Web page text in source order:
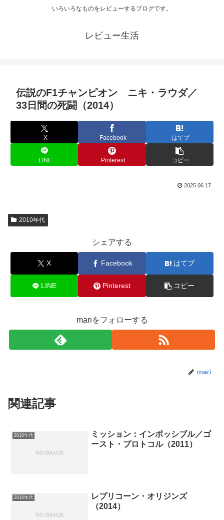
いろいろなものをレビューするブログです。
レビュー生活
伝説のF1チャンピオン ニキ・ラウダ／
33日間の死闘（2014）
X Facebook はてブ
LINE Pinterest コピー
2025.06.17
2010年代
シェアする
X Facebook はてブ
LINE Pinterest コピー
mariをフォローする
mari
関連記事
2010年代
ミッション：インポッシブル／ゴ
ースト・プロトコル（2011）
2010年代
レプリコーン・オリジンズ
（2014）